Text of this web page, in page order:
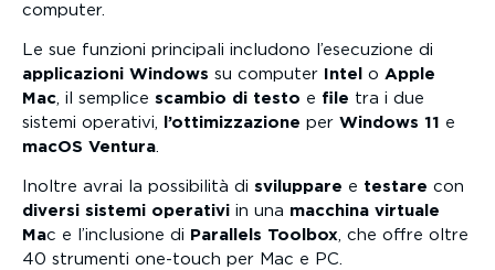
computer.
Le sue funzioni principali includono l’esecuzione di
applicazioni Windows su computer Intel o Apple
Mac, il semplice scambio di testo e file tra i due
sistemi operativi,
l’ottimizzazione per Windows 11
e
macOS Ventura.
Inoltre avrai la possibilità di sviluppare e testare con
diversi sistemi operativi in una macchina virtuale
Mac e l’inclusione di Parallels Toolbox, che offre oltre
40 strumenti one-touch per Mac e PC.